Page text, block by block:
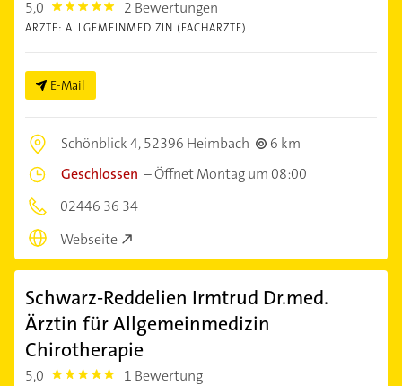
5,0 5.0 2 Bewertungen
ÄRZTE: ALLGEMEINMEDIZIN (FACHÄRZTE)
E-Mail
Schönblick 4,52396 Heimbach
6 km
Geschlossen –Öffnet Montag um 08:00
02446 36 34
Webseite
Schwarz-Reddelien Irmtrud Dr.med.
Ärztin für Allgemeinmedizin
Chirotherapie
5,0 5.0 1 Bewertung